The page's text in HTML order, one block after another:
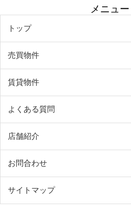
メニュー
トップ
売買物件
賃貸物件
よくある質問
店舗紹介
お問合わせ
サイトマップ